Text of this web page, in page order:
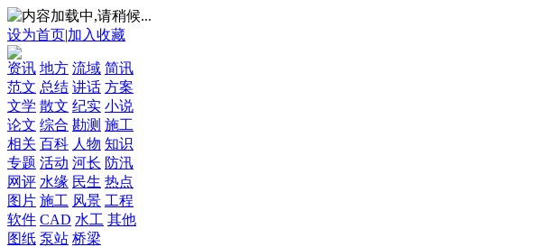
设为首页|加入收藏
资讯 地方 流域 简讯
范文 总结 讲话 方案
文学 散文 纪实 小说
论文 综合 勘测 施工
相关 百科 人物 知识
专题 活动 河长 防汛
网评 水缘 民生 热点
图片 施工 风景 工程
软件 CAD 水工 其他
图纸 泵站 桥梁